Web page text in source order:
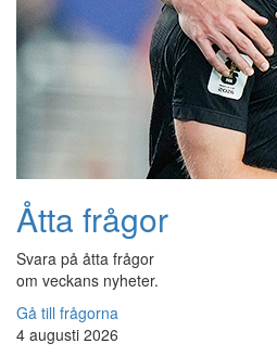
Åtta frågor
Svara på åtta frågor
om veckans nyheter.
Gå till frågorna
4 augusti 2026